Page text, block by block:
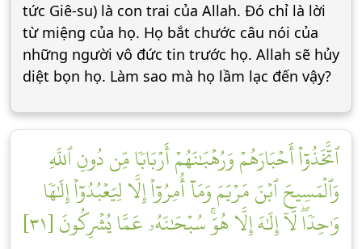
tức Giê-su) là con trai của Allah. Đó chỉ là lời
từ miệng của họ. Họ bắt chước câu nói của
những người vô đức tin trước họ. Allah sẽ hủy
diệt bọn họ. Làm sao mà họ lầm lạc đến vậy?
ٱتَّخَذُوٓاْ أَحۡبَارَهُمۡ وَرُهۡبَٰنَهُمۡ أَرۡبَابٗا مِّن دُونِ ٱللَّهِ
وَٱلۡمَسِيحَ ٱبۡنَ مَرۡيَمَ وَمَآ أُمِرُوٓاْ إِلَّا لِيَعۡبُدُوٓاْ إِلَٰهٗا
وَٰحِدٗاۖ لَّآ إِلَٰهَ إِلَّا هُوَۚ سُبۡحَٰنَهُۥ عَمَّا يُشۡرِكُونَ [٣١]